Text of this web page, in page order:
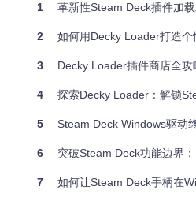
版本控制：自动管理插件更新
Decky Loader采用前后端分离架
前端界面：frontend/src/目录下
互界面
1 革新性Steam Deck插件加载工具
2 如何用Decky Loader打造个性化Steam
3 Decky Loader插件商店全攻略：从零开始
4 探索Decky Loader：解锁
5 Steam Deck Windows驱动终
6 突破Steam Deck功能边界：
7 如何让Steam Deck手柄在Windows上